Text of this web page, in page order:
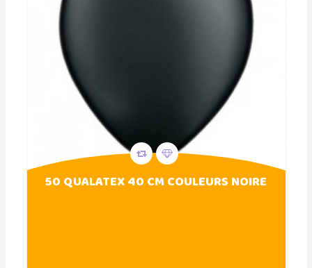
50 QUALATEX 40 CM COULEURS NOIRE